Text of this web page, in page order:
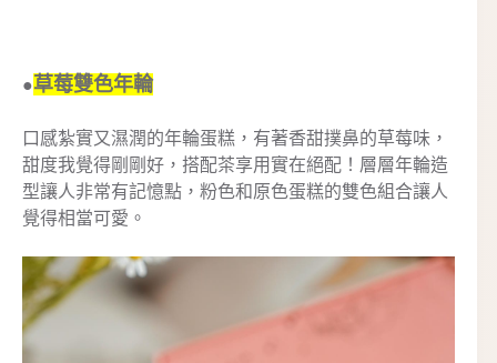
●草莓雙色年輪
口感紮實又濕潤的年輪蛋糕，有著香甜撲鼻的草莓味，
甜度我覺得剛剛好，搭配茶享用實在絕配！層層年輪造
型讓人非常有記憶點，粉色和原色蛋糕的雙色組合讓人
覺得相當可愛。